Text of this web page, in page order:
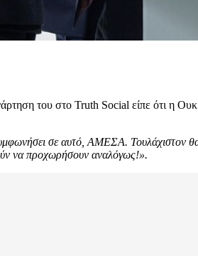
του στο Truth Social είπε ότι η
σε αυτό, ΑΜΕΣΑ. Τουλάχιστον θα
να προχωρήσουν αναλόγως!».